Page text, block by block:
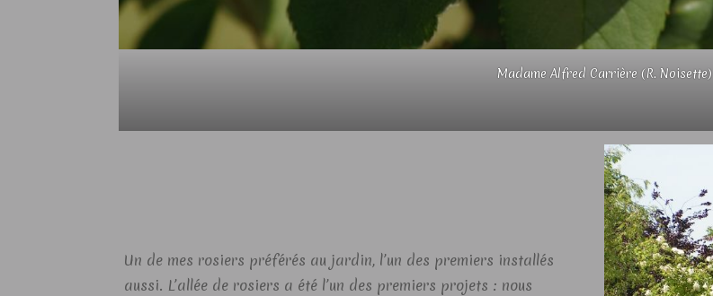
Madame Alfred Carrière (R. Noisette)
Un de mes rosiers préférés au jardin, l’un des premiers installés
aussi. L’allée de rosiers a été l’un des premiers projets : nous